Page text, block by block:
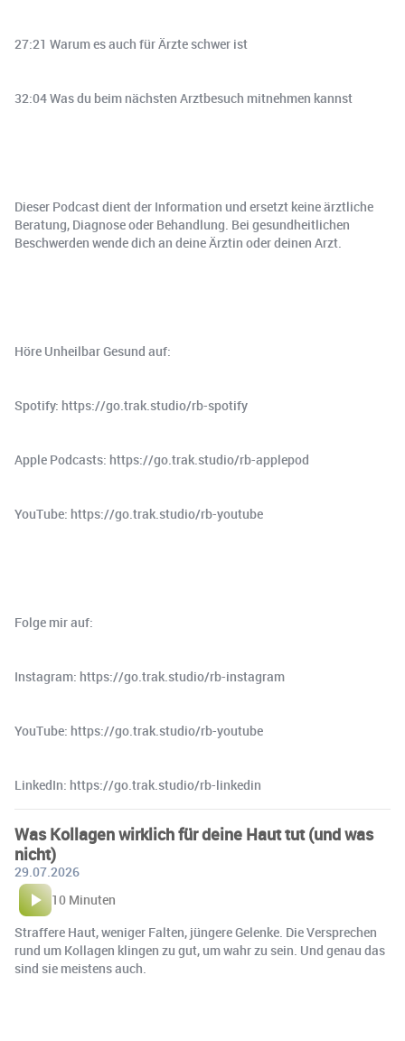
27:21 Warum es auch für Ärzte schwer ist
32:04 Was du beim nächsten Arztbesuch mitnehmen kannst
Dieser Podcast dient der Information und ersetzt keine ärztliche
Beratung, Diagnose oder Behandlung. Bei gesundheitlichen
Beschwerden wende dich an deine Ärztin oder deinen Arzt.
Höre Unheilbar Gesund auf:
Spotify: https://go.trak.studio/rb-spotify
Apple Podcasts: https://go.trak.studio/rb-applepod
YouTube: https://go.trak.studio/rb-youtube
Folge mir auf:
Instagram: https://go.trak.studio/rb-instagram
YouTube: https://go.trak.studio/rb-youtube
LinkedIn: https://go.trak.studio/rb-linkedin
Was Kollagen wirklich für deine Haut tut (und was
nicht)
29.07.2026
10 Minuten
Straffere Haut, weniger Falten, jüngere Gelenke. Die Versprechen
rund um Kollagen klingen zu gut, um wahr zu sein. Und genau das
sind sie meistens auch.